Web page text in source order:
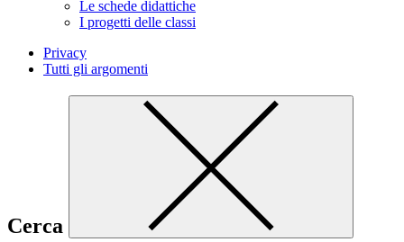
Le schede didattiche
I progetti delle classi
Privacy
Tutti gli argomenti
Cerca